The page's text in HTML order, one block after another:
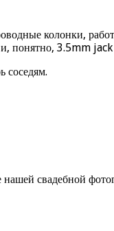
колонки,
понятно, 3.5mm jack
соседям.
свадебной